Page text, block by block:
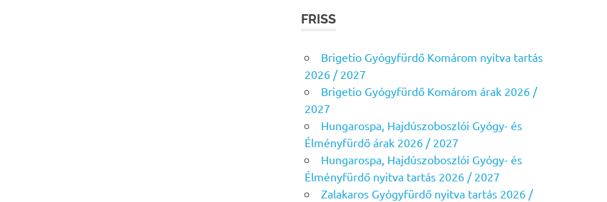
FRISS
Brigetio Gyógyfürdő Komárom nyitva tartás
2026 / 2027
Brigetio Gyógyfürdő Komárom árak 2026 /
2027
Hungarospa, Hajdúszoboszlói Gyógy- és
Élményfürdő árak 2026 / 2027
Hungarospa, Hajdúszoboszlói Gyógy- és
Élményfürdő nyitva tartás 2026 / 2027
Zalakaros Gyógyfürdő nyitva tartás 2026 /